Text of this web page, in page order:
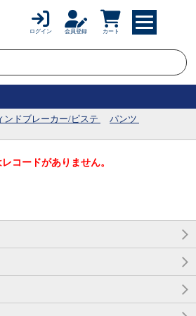
ログイン 会員登録 カート
ンドブレーカー/ピステ
パンツ
コードがありません。